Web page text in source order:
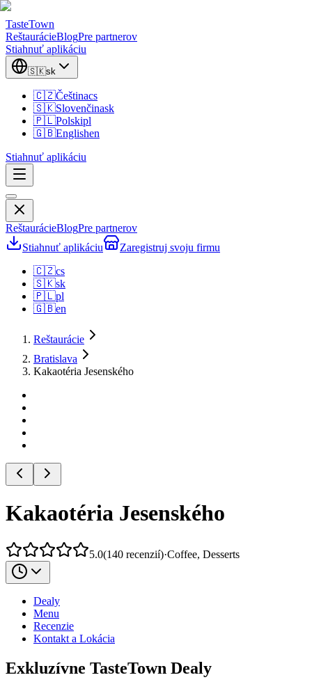
TasteTown
ReštaurácieBlogPre partnerov
Stiahnuť aplikáciu
🇸🇰sk
🇨🇿Češtinacs
🇸🇰Slovenčinask
🇵🇱Polskipl
🇬🇧Englishen
Stiahnuť aplikáciu
ReštaurácieBlogPre partnerov
Stiahnuť aplikáciu
Zaregistruj svoju firmu
🇨🇿cs
🇸🇰sk
🇵🇱pl
🇬🇧en
Reštaurácie
Bratislava
Kakaotéria Jesenského
Kakaotéria Jesenského
5.0(140 recenzií)·Coffee, Desserts
Dealy
Menu
Recenzie
Kontakt a Lokácia
Exkluzívne TasteTown Dealy